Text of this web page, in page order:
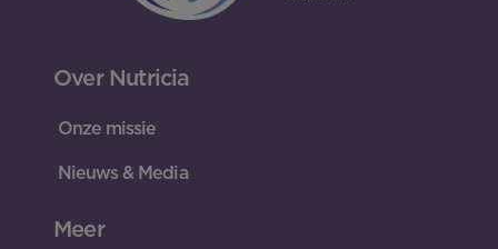
Over Nutricia
Onze missie
Nieuws & Media
Meer